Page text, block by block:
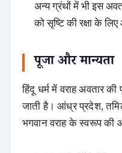
अन्य ग्रंथों में भी इस
को सृष्टि की रक्षा के
पूजा और मान्यता
हिंदू धर्म में वराह अवतार
जाती है। आंध्र प्रदेश,
भगवान वराह के स्वरूप की